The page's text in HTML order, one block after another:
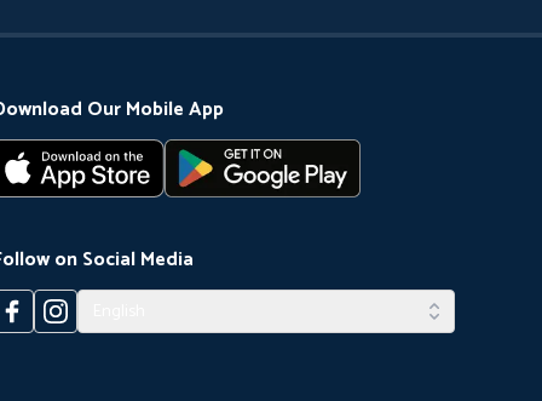
Our Mobile App
on Social Media